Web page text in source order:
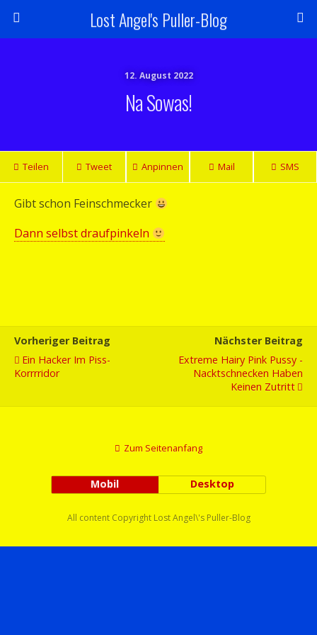
Lost Angel's Puller-Blog
12. August 2022
Na Sowas!
Teilen Tweet Anpinnen Mail SMS
Gibt schon Feinschmecker
Dann selbst draufpinkeln
Vorheriger Beitrag
Ein Hacker Im Piss-
Korrrridor
Nächster Beitrag
Extreme Hairy Pink Pussy -
Nacktschnecken Haben
Keinen Zutritt
Zum Seitenanfang
Mobil Desktop
All content Copyright Lost Angel\'s Puller-Blog